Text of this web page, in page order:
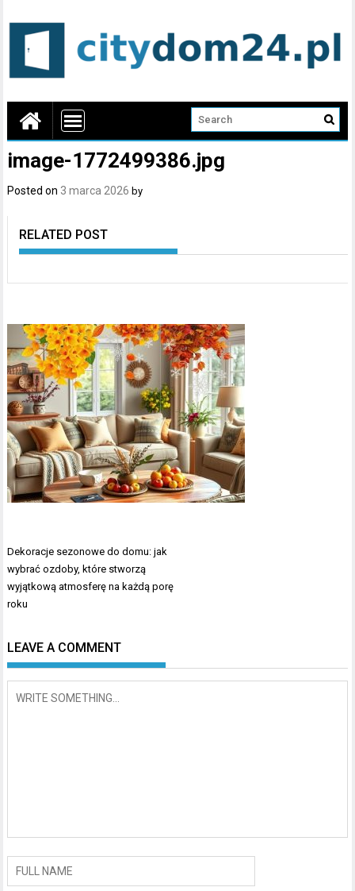
image-1772499386.jpg
Posted on 3 marca 2026 by
RELATED POST
Nawigacja
wpisu
Dekoracje sezonowe do domu: jak
wybrać ozdoby, które stworzą
wyjątkową atmosferę na każdą porę
roku
LEAVE A COMMENT